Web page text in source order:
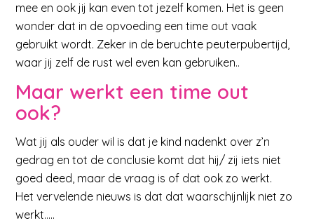
mee en ook jij kan even tot jezelf komen. Het is geen
wonder dat in de opvoeding een time out vaak
gebruikt wordt. Zeker in de beruchte peuterpubertijd,
waar jij zelf de rust wel even kan gebruiken..
Maar werkt een time out
ook?
Wat jij als ouder wil is dat je kind nadenkt over z’n
gedrag en tot de conclusie komt dat hij/ zij iets niet
goed deed, maar de vraag is of dat ook zo werkt.
Het vervelende nieuws is dat dat waarschijnlijk niet zo
werkt…..